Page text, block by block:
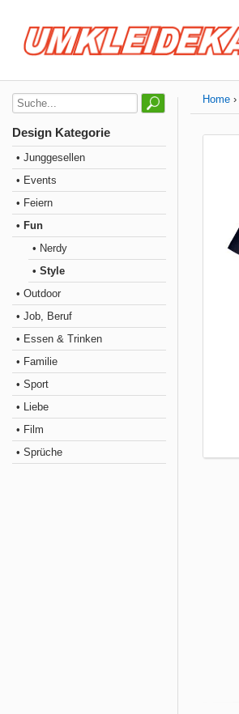
Design Kategorie
• Junggesellen
• Events
• Feiern
• Fun
• Nerdy
• Style
• Outdoor
• Job, Beruf
• Essen & Trinken
• Familie
• Sport
• Liebe
• Film
• Sprüche
Home